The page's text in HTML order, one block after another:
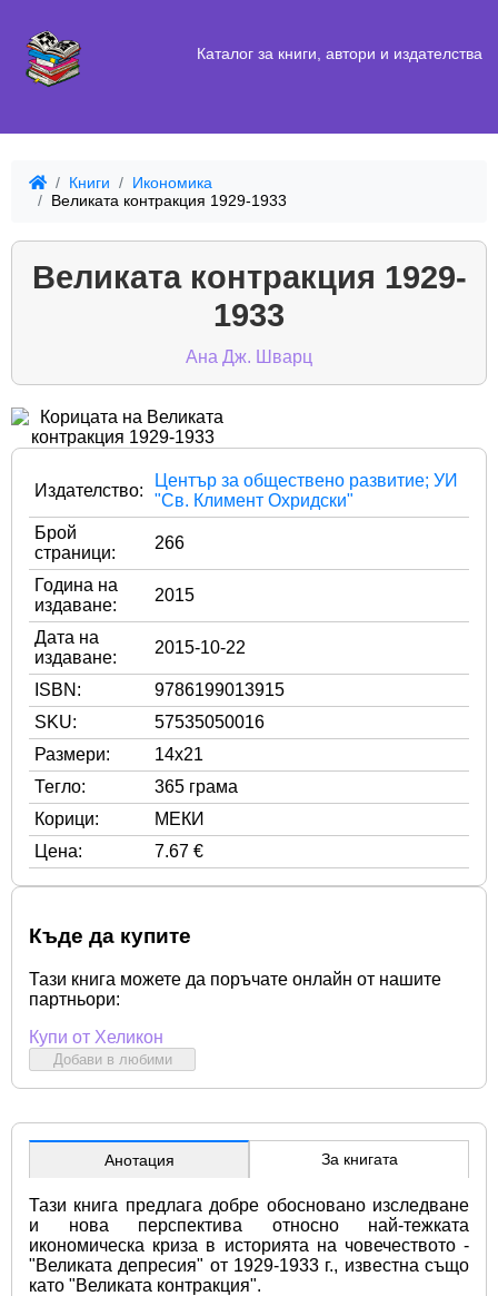
Каталог за книги, автори и издателства
Книги
Икономика
Великата контракция 1929-1933
Великата контракция 1929-
1933
Ана Дж. Шварц
Издателство:
Център за обществено развитие; УИ
"Св. Климент Охридски"
Брой
страници:
266
Година на
издаване:
2015
Дата на
издаване:
2015-10-22
ISBN:
9786199013915
SKU:
57535050016
Размери:
14x21
Тегло:
365 грама
Корици:
МЕКИ
Цена:
7.67 €
Къде да купите
Тази книга можете да поръчате онлайн от нашите
партньори:
Купи от Хеликон
Добави в любими
Анотация За книгата
Тази книга предлага добре обосновано изследване
и нова перспектива относно най-тежката
икономическа криза в историята на човечеството -
"Великата депресия" от 1929-1933 г., известна също
като "Великата контракция".